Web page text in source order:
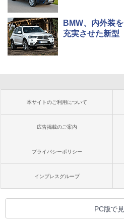
BMW、内外装
充実させた新型
本サイトのご利用について
広告掲載のご案内
プライバシーポリシー
インプレスグループ
PC版で